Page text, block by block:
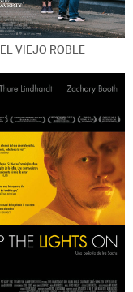
EL VIEJO ROBLE